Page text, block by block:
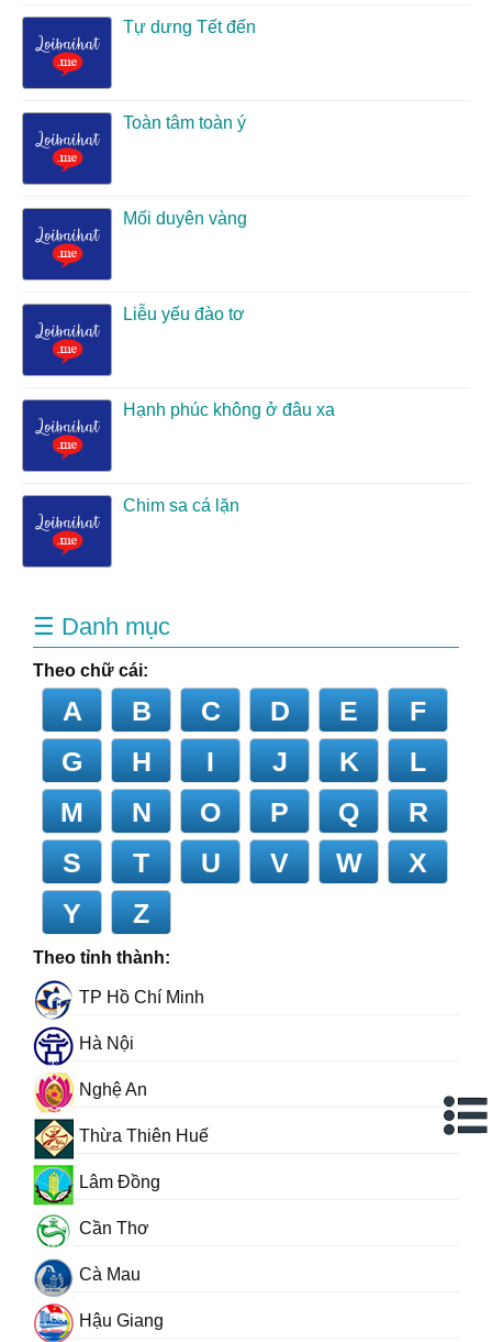
Tự dưng Tết đến
Toàn tâm toàn ý
Mối duyên vàng
Liễu yếu đào tơ
Hạnh phúc không ở đâu xa
Chim sa cá lặn
☰ Danh mục
Theo chữ cái:
A B C D E
F
G
H I J K
L
M
N O P Q
R
S
T U V W
X
Y
Z
Theo tỉnh thành:
TP Hồ Chí Minh
Hà Nội
Nghệ An
Thừa Thiên Huế
Lâm Đồng
Cần Thơ
Cà Mau
Hậu Giang